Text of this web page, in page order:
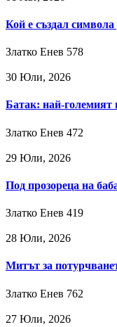
Кой е създал
Златко Енев 578
30 Юли, 2026
Батак: най-
Златко Енев 472
29 Юли, 2026
Под прозореца на
Златко Енев 419
28 Юли, 2026
Митът за
Златко Енев 762
27 Юли, 2026